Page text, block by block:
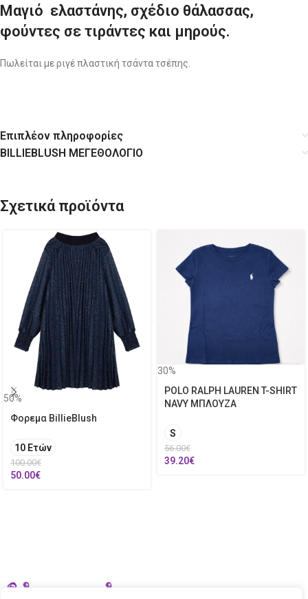
Μαγιό ελαστάνης, σχέδιο θάλασσας,
φούντες σε τιράντες και μηρούς.
Πωλείται με ριγέ πλαστική τσάντα τσέπης.
Επιπλέον πληροφορίες
BILLIEBLUSH ΜΕΓΕΘΟΛΟΓΙΟ
Σχετικά προϊόντα
50%
Φορεμα BillieBlush
10 Ετών
100.00€
50.00€
30%
POLO RALPH LAUREN T-SHIRT
NAVY ΜΠΛΟΥΖΑ
S
56.00€
39.20€